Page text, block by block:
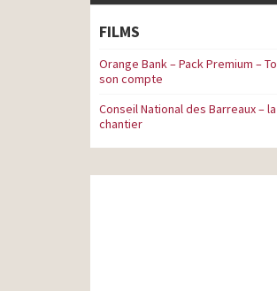
FILMS
Orange Bank – Pack Premium –
son compte
Conseil National des Barreaux –
chantier